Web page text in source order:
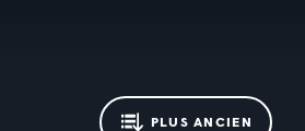
PLUS ANCIEN